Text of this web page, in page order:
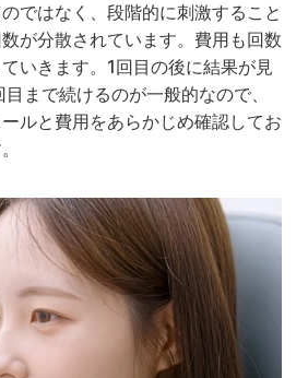
ではなく、段階的に刺激すること
が分散されています。費用も回数
いきます。1回目の後に結果が見
まで続けるのが一般的なので、
ルと費用をあらかじめ確認してお